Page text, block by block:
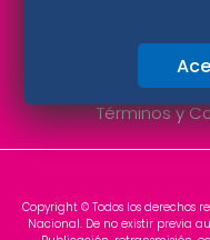
Aviso de
Términos y
Copyright © Todos los derechos
Nacional. De no existir previa